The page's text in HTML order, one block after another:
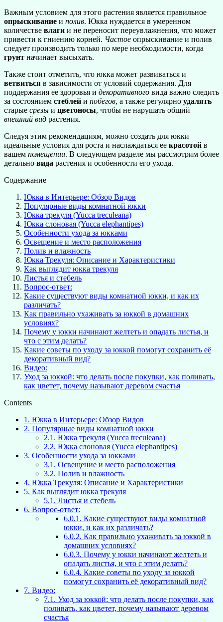
Важным условием для этого растения является правильное
опрыскивание и полив. Юкка нуждается в умеренном
количестве влаги и не переносит переувлажнения, что может
привести к гниению корней. Частое опрыскивание и полив
следует производить только по мере необходимости, когда
грунт начинает высыхать.
Также стоит отметить, что юкка может развиваться и
ветвиться в зависимости от условий содержания. Для
поддержания ее здоровья и декоративного вида важно следить
за состоянием стеблей и побегов, а также регулярно удалять
старые срезы и цветоносы, чтобы не нарушать общий
внешний вид растения.
Следуя этим рекомендациям, можно создать для юкки
идеальные условия для роста и наслаждаться ее красотой в
вашем помещении. В следующем разделе мы рассмотрим более
детально вида растения и особенности его ухода.
Содержание
Юкка в Интерьере: Обзор Видов
Популярные виды комнатной юкки
Юкка трекуля (Yucca treculeana)
Юкка слоновая (Yucca elephantipes)
Особенности ухода за юкками
Освещение и место расположения
Полив и влажность
Юкка Трекуля: Описание и Характеристики
Как выглядит юкка трекуля
Листья и стебель
Вопрос-ответ:
Какие существуют виды комнатной юкки, и как их
различать?
Как правильно ухаживать за юккой в домашних
условиях?
Почему у юкки начинают желтеть и опадать листья, и
что с этим делать?
Какие советы по уходу за юккой помогут сохранить её
декоративный вид?
Видео:
Уход за юккой: что делать после покупки, как поливать,
как цветет, почему называют деревом счастья
Contents
1. Юкка в Интерьере: Обзор Видов
2. Популярные виды комнатной юкки
2.1. Юкка трекуля (Yucca treculeana)
2.2. Юкка слоновая (Yucca elephantipes)
3. Особенности ухода за юкками
3.1. Освещение и место расположения
3.2. Полив и влажность
4. Юкка Трекуля: Описание и Характеристики
5. Как выглядит юкка трекуля
5.1. Листья и стебель
6. Вопрос-ответ:
6.0.1. Какие существуют виды комнатной
юкки, и как их различать?
6.0.2. Как правильно ухаживать за юккой в
домашних условиях?
6.0.3. Почему у юкки начинают желтеть и
опадать листья, и что с этим делать?
6.0.4. Какие советы по уходу за юккой
помогут сохранить её декоративный вид?
7. Видео:
7.1. Уход за юккой: что делать после покупки, как
поливать, как цветет, почему называют деревом
счастья